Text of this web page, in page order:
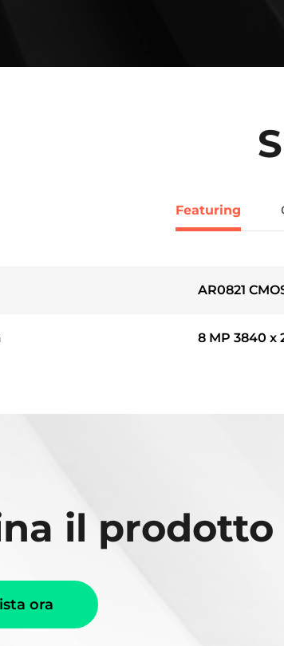
Featuring
AR0821
8 MP 3840 x
il prodotto
ora